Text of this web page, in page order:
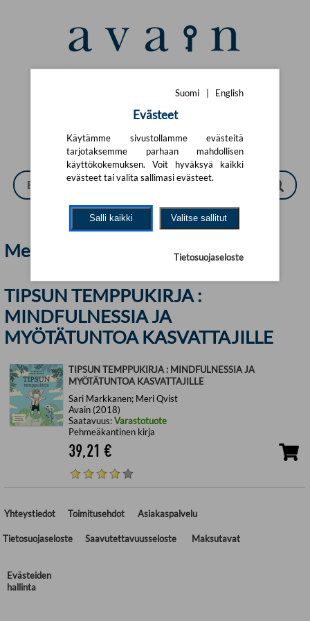
Meri Qvist | Avain
TIPSUN TEMPPUKIRJA :
MINDFULNESSIA JA
MYÖTÄTUNTOA KASVATTAJILLE
TIPSUN TEMPPUKIRJA : MINDFULNESSIA JA
MYÖTÄTUNTOA KASVATTAJILLE
Sari Markkanen; Meri Qvist
Avain (2018)
Saatavuus:Varastotuote
Pehmeäkantinen kirja
39,21 €
Yhteystiedot Toimitusehdot Asiakaspalvelu
Tietosuojaseloste Saavutettavuusseloste Maksutavat
Evästeiden
hallinta
Suomi English
Evästeet
Käytämme sivustollamme evästeitä
tarjotaksemme parhaan mahdollisen
käyttökokemuksen. Voit hyväksyä kaikki
evästeet tai valita sallimasi evästeet.
Salli kaikki Valitse sallitut
Tietosuojaseloste